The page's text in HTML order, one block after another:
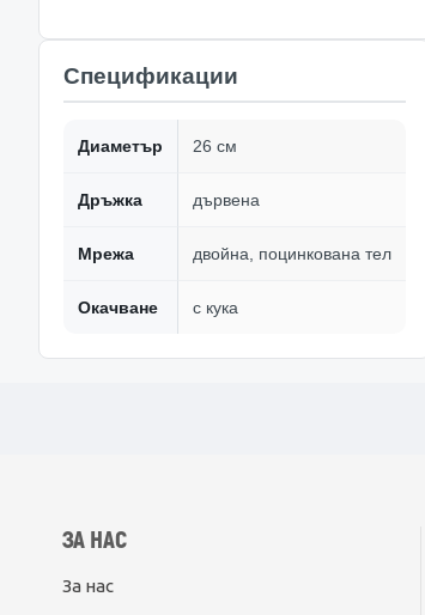
Спецификации
Диаметър 26 см
Дръжка дървена
Мрежа двойна, поцинкована тел
Окачване с кука
ЗА НАС
За нас